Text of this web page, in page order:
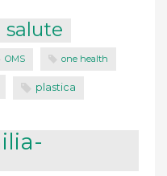
salute
OMS one health
plastica